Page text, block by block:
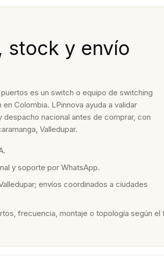
stock y envío
es un switch o equipo de switching
Colombia. LPinnova ayuda a validar
nacional antes de comprar, con
Valledupar.
y soporte por WhatsApp.
envíos coordinados a ciudades
frecuencia, montaje o topología según el